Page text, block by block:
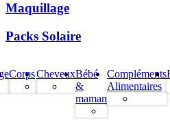
Maquillage
Packs Solaire
CorpsCheveuxBébé
&
maman
Compléments
Alimentaires